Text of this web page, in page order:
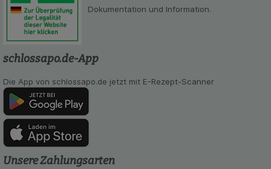
Dokumentation und Information.
schlossapo.de-App
Die App von schlossapo.de jetzt mit E-Rezept-Scanner
Unsere Zahlungsarten